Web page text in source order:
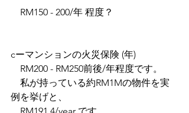
RM150 - 200/年 程度？
cーマンションの火災保険 (年)
RM200 - RM250前後/年程度です。
私が持っている約RM1Mの物件を実
例を挙げと、